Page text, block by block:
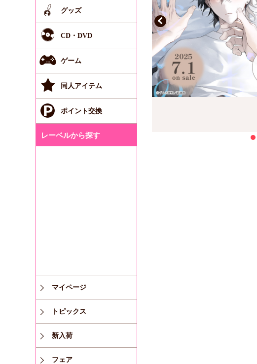
グッズ
CD・DVD
ゲーム
同人アイテム
ポイント交換
レーベルから探す
マイページ
トピックス
新入荷
フェア